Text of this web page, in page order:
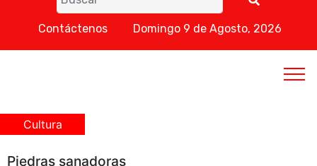
Contáctenos Domingo 9 de Agosto, 2026
Cultura
Piedras sanadoras